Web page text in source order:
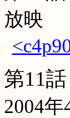
放映
第11
2004